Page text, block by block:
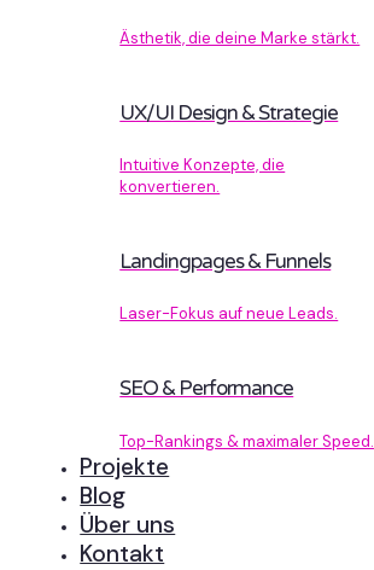
Ästhetik, die deine Marke stärkt.
UX/UI Design & Strategie
Intuitive Konzepte, die
konvertieren.
Landingpages & Funnels
Laser-Fokus auf neue Leads.
SEO & Performance
Top-Rankings & maximaler Speed.
Projekte
Blog
Über uns
Kontakt